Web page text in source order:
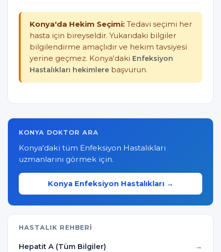
Konya'da Hekim Seçimi: Tedavi seçimi her
hasta için bireyseldir. Yukarıdaki bilgiler
bilgilendirme amaçlıdır ve hekim tavsiyesi
yerine geçmez. Konya'daki Enfeksiyon
Hastalıkları hekimlere başvurun.
KONYA DOKTOR ARA
Konya'daki tüm Enfeksiyon Hastalıkları
uzmanlarını görmek için.
Konya Enfeksiyon Hastalıkları →
HASTALIK REHBERI
Hepatit A (Tüm Bilgiler)